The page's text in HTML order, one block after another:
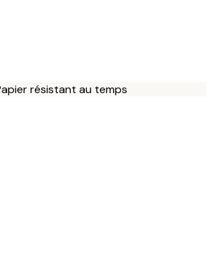
résistant au temps